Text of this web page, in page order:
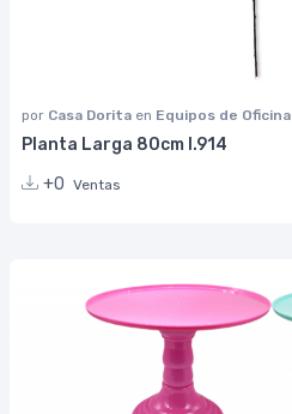
por Casa Dorita en Equipos de Oficina
Planta Larga 80cm I.914
+0 Ventas